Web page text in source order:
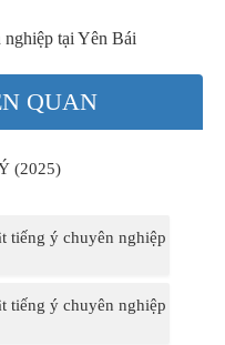
tại Yên Bái
QUAN
(2025)
tiếng ý chuyên nghiệp
tiếng ý chuyên nghiệp